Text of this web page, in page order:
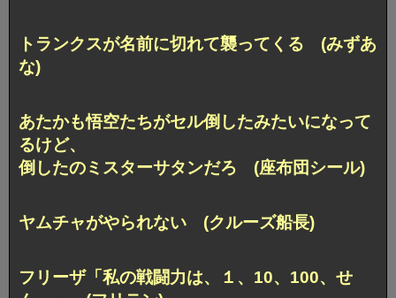
トランクスが名前に切れて襲ってくる (みずあ
な)
あたかも悟空たちがセル倒したみたいになって
るけど、
倒したのミスターサタンだろ (座布団シール)
ヤムチャがやられない (クルーズ船長)
フリーザ「私の戦闘力は、１、10、100、せ